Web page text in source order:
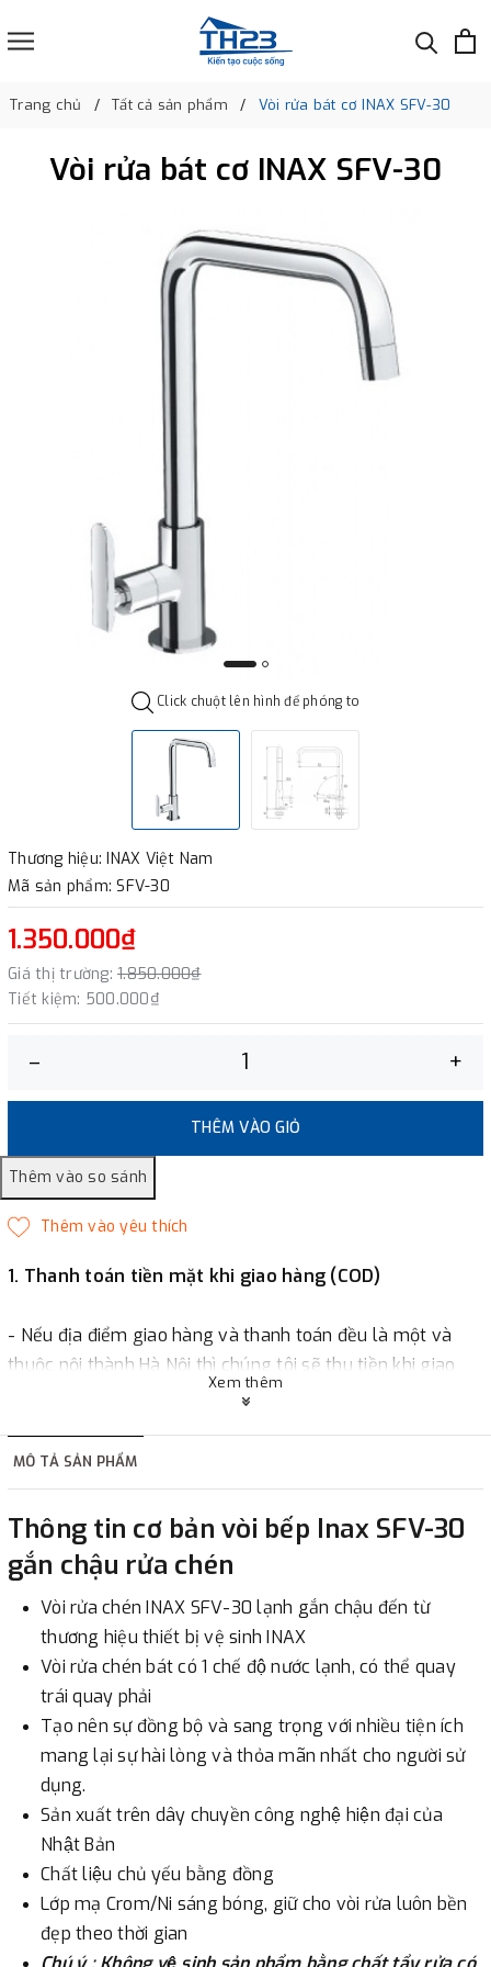
Trang chủ Tất cả sản phẩm Vòi rửa bát cơ INAX SFV-30
Vòi rửa bát cơ INAX SFV-30
Click chuột lên hình để phóng to
Thương hiệu: INAX Việt Nam
Mã sản phẩm: SFV-30
1.350.000₫
Giá thị trường: 1.850.000₫
Tiết kiệm: 500.000₫
– +
THÊM VÀO GIỎ
1. Thanh toán tiền mặt khi giao hàng (COD)
- Nếu địa điểm giao hàng và thanh toán đều là một và
thuộc nội thành Hà Nội thì chúng tôi sẽ thu tiền khi giao
hàng hoặc khách hàng đặt tiền trước một phần giá trị đơn
2. Thanh toán trực tiếp tại :
- Showroom Thanh HươngĐịa chỉ : 23 phố Cát Linh,
phường Cát Linh, quận Đống Đa, Hà Nội.
3. Chuyển khoản qua ngân hàng
- Nếu địa điểm giao hàng khác với địa điểm thanh toán
hoặc với những đơn đặt hàng ngoài nội thành Hà Nội.
Chúng tôi sẽ thu tiền trước 100% giá trị hàng + phí vận
chuyển theo cước phí tính trong chính sách vận chuyển
bằng phương thức chuyển khoản trước khi giao hàng.
- Sau khi có thông tin xác thực đã chuyển tiền của quý
khách, chúng tôi sẽ thực hiện đơn hàng theo yêu cầu.
Xem thêm
MÔ TẢ SẢN PHẨM
Thông tin cơ bản vòi bếp Inax SFV-30
gắn chậu rửa chén
Vòi rửa chén INAX SFV-30 lạnh gắn chậu đến từ
thương hiệu thiết bị vệ sinh INAX
Vòi rửa chén bát có 1 chế độ nước lạnh, có thể quay
trái quay phải
Tạo nên sự đồng bộ và sang trọng với nhiều tiện ích
mang lại sự hài lòng và thỏa mãn nhất cho người sử
dụng.
Sản xuất trên dây chuyền công nghệ hiện đại của
Nhật Bản
Chất liệu chủ yếu bằng đồng
Lớp mạ Crom/Ni sáng bóng, giữ cho vòi rửa luôn bền
đẹp theo thời gian